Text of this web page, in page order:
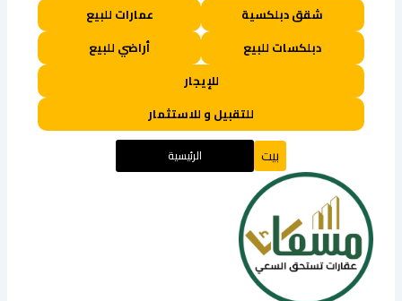
شقق دبلكسية
عمارات للبيع
دبلكسات للبيع
أراضي للبيع
للإيجار
للتقبيل و للاستثمار
بيت الرئيسية